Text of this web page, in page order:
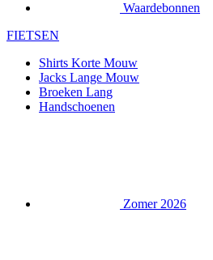
Jacks Lange Mouw
Handschoenen